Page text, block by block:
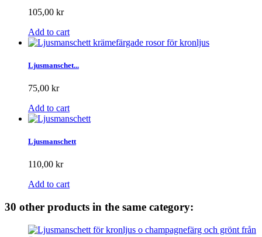
105,00 kr
Add to cart
Ljusmanschet...
75,00 kr
Add to cart
Ljusmanschett
110,00 kr
Add to cart
30 other products in the same category: